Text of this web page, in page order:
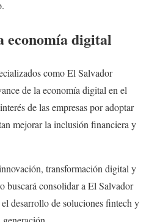
economía digital
como El Salvador
de la economía digital en el
de las empresas por adoptar
mejorar la inclusión financiera y
transformación digital y
buscará consolidar a El Salvador
desarrollo de soluciones fintech y